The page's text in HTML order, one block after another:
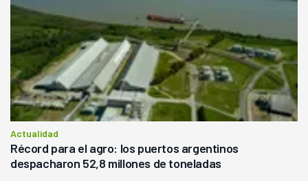
Actualidad
Récord para el agro: los puertos argentinos
despacharon 52,8 millones de toneladas